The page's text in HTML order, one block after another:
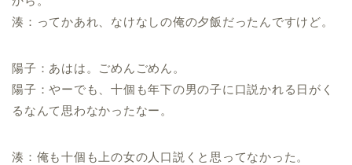
湊：ってかあれ、なけなしの俺の夕飯だったんですけど。
陽子：あはは。ごめんごめん。
陽子：やーでも、十個も年下の男の子に口説かれる日がく
るなんて思わなかったなー。
湊：俺も十個も上の女の人口説くと思ってなかった。